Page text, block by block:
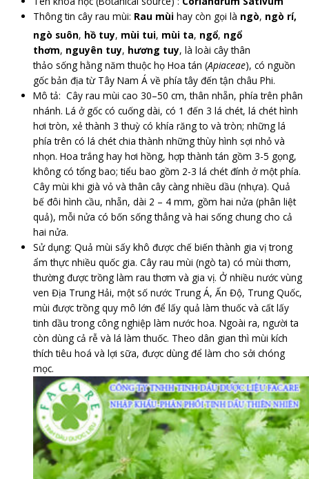
Thông tin cây rau mùi: Rau mùi hay còn gọi là ngò, ngò rí,
ngò suôn, hồ tuy, mùi tui, mùi ta, ngổ, ngổ
thơm, nguyên tuy, hương tuy, là loài cây thân
thảo sống hằng năm thuộc họ Hoa tán (Apiaceae), có nguồn
gốc bản địa từ Tây Nam Á về phía tây đến tận châu Phi.
Mô tả: Cây rau mùi cao 30–50 cm, thân nhẵn, phía trên phân
nhánh. Lá ở gốc có cuống dài, có 1 đến 3 lá chét, lá chét hình
hơi tròn, xẻ thành 3 thuỳ có khía răng to và tròn; những lá
phía trên có lá chét chia thành những thùy hình sợi nhỏ và
nhọn. Hoa trắng hay hơi hồng, hợp thành tán gồm 3-5 gọng,
không có tổng bao; tiểu bao gồm 2-3 lá chét đính ở một phía.
Cây mùi khi già vỏ và thân cây càng nhiều dầu (nhựa). Quả
bế đôi hình cầu, nhẵn, dài 2 – 4 mm, gồm hai nửa (phân liệt
quả), mỗi nửa có bốn sống thẳng và hai sống chung cho cả
hai nửa.
Sử dụng: Quả mùi sấy khô được chế biến thành gia vị trong
ẩm thực nhiều quốc gia. Cây rau mùi (ngò ta) có mùi thơm,
thường được trồng làm rau thơm và gia vị. Ở nhiều nước vùng
ven Địa Trung Hải, một số nước Trung Á, Ấn Độ, Trung Quốc,
mùi được trồng quy mô lớn để lấy quả làm thuốc và cất lấy
tinh dầu trong công nghiệp làm nước hoa. Ngoài ra, người ta
còn dùng cả rễ và lá làm thuốc. Theo dân gian thì mùi kích
thích tiêu hoá và lợi sữa, được dùng để làm cho sởi chóng
mọc.